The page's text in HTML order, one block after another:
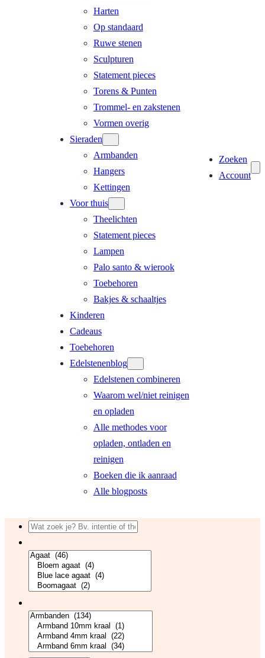
Harten
Op standaard
Ruwe stenen
Sculpturen
Statement pieces
Torens & Punten
Trommel- en zakstenen
Vormen overig
Sieraden
Armbanden
Hangers
Kettingen
Voor thuis
Theelichten
Statement pieces
Lampen
Palo santo & wierook
Toebehoren
Bakjes & schaaltjes
Kinderen
Cadeaus
Toebehoren
Edelstenenblog
Edelstenen combineren
Waarom wel/niet reinigen
en opladen
Alle methodes voor
opladen, ontladen en
reinigen
Boeken die ik aanraad
Alle blogposts
Zoeken
Account